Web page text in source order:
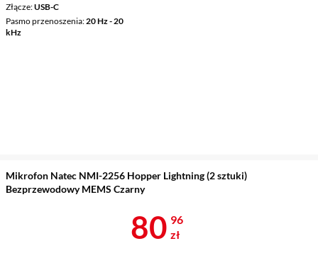
Złącze USB-C
Pasmo przenoszenia 20 Hz - 20
kHz
Mikrofon Natec NMI-2256 Hopper Lightning (2 sztuki)
Bezprzewodowy MEMS Czarny
Cena 80,96
80 96
zł